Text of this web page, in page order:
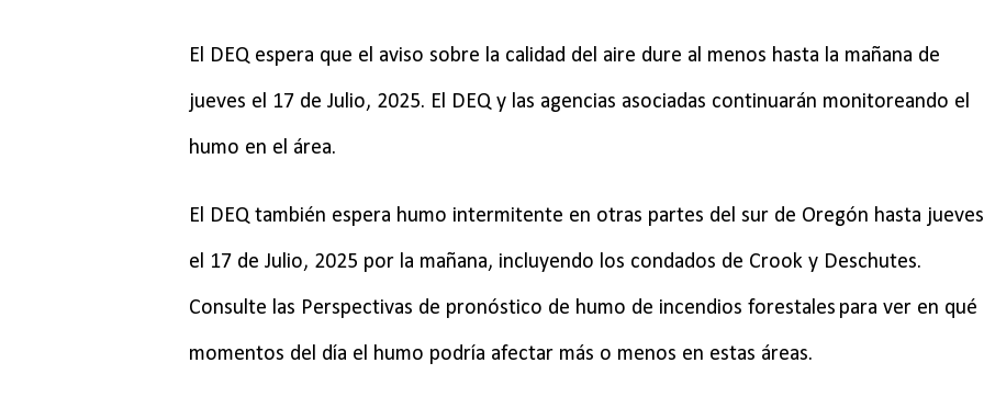
El DEQ espera que el aviso sobre la calidad del aire dure al menos hasta la mañana de
jueves el 17 de Julio, 2025. El DEQ y las agencias asociadas continuarán monitoreando el
humo en el área.
El DEQ también espera humo intermitente en otras partes del sur de Oregón hasta jueves
el 17 de Julio, 2025 por la mañana, incluyendo los condados de Crook y Deschutes.
Consulte las Perspectivas de pronóstico de humo de incendios forestales para ver en qué
momentos del día el humo podría afectar más o menos en estas áreas.